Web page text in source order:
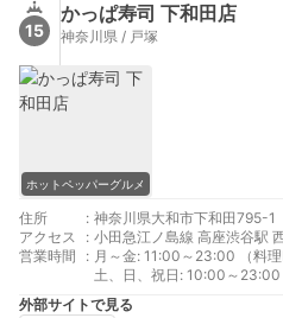
15
かっぱ寿司 下和田店
神奈川県 / 戸塚
ホットペッパーグルメ
住所 : 神奈川県大和市下和田795-1
アクセス
: 小田急江ノ島線 高座渋谷駅
営業時間
: 月～金: 11:00～23:00 （料
土、日、祝日: 10:00～23:00
22:45）
外部サイトで見る